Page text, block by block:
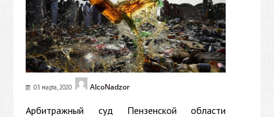
03 марта, 2020 AlcoNadzor
Арбитражный суд Пензенской области